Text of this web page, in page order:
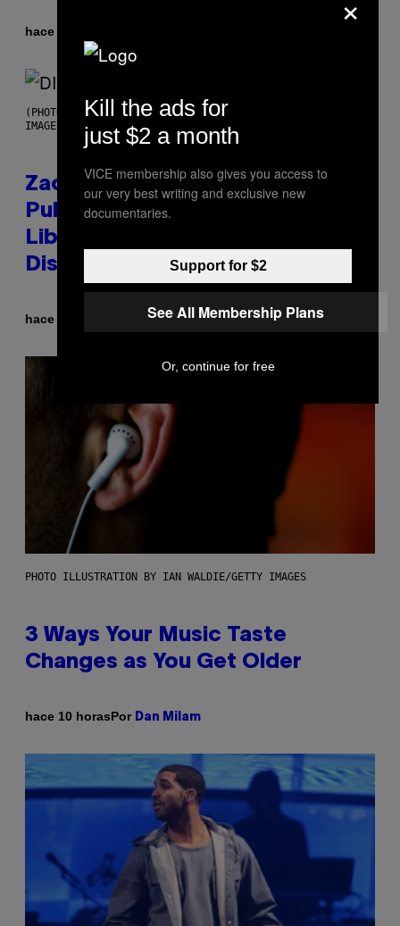
hace 9 horas
(PHOTO BY ROBERTO PANUCCI – CORBIS/CORBIS VIA GETTY
IMAGES)
Zachary Cole Smith Wants a
Publicly Owned Music Streaming
Library Built on Spotify’s
Dismantled Bones
hace 9 horas Lauren Boisvert
PHOTO ILLUSTRATION BY IAN WALDIE/GETTY IMAGES
3 Ways Your Music Taste
Changes as You Get Older
hace 10 horasPor Dan Milam
Kill the ads for
just $2 a month
VICE membership also gives you access to
our very best writing and exclusive new
documentaries.
Support for $2
See All Membership Plans
Or, continue for free